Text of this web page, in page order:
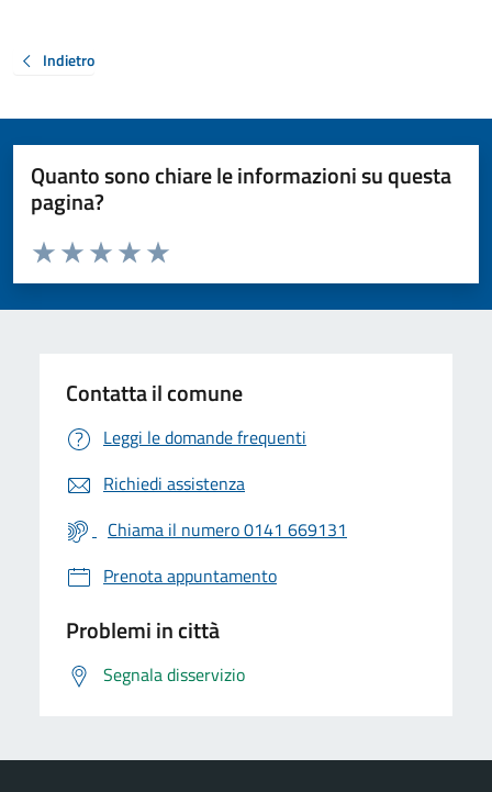
Indietro
Quanto sono chiare le informazioni su questa
pagina?
Valuta da 1 a 5 stelle la pagina
Valuta 5 stelle su 5
Valuta 4 stelle su 5
Valuta 3 stelle su 5
Valuta 2 stelle su 5
Valuta 1 stelle su 5
Contatta il comune
Leggi le domande frequenti
Richiedi assistenza
Chiama il numero 0141 669131
Prenota appuntamento
Problemi in città
Segnala disservizio